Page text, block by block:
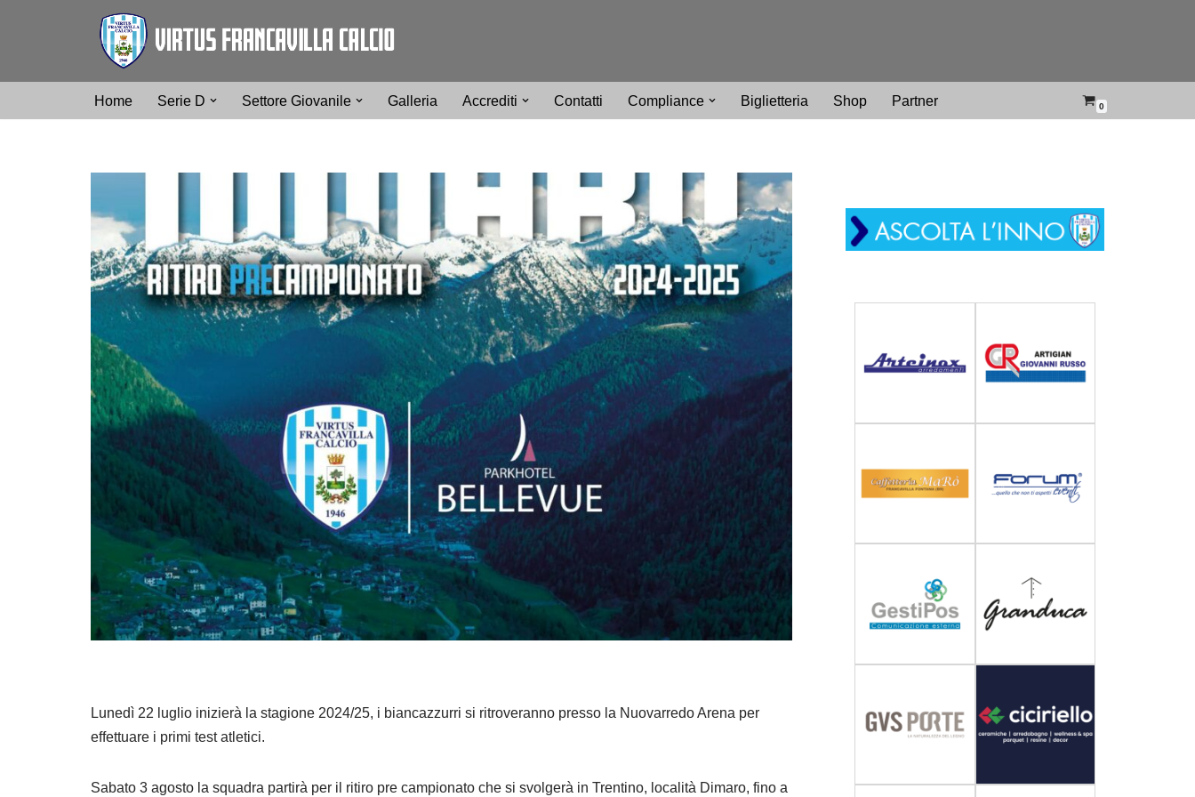
Home Serie D Settore Giovanile Galleria Accrediti Contatti Compliance Biglietteria Shop Partner 0
Lunedì 22 luglio inizierà la stagione 2024/25, i biancazzurri si ritroveranno presso la Nuovarredo Arena per
effettuare i primi test atletici.
Sabato 3 agosto la squadra partirà per il ritiro pre campionato che si svolgerà in Trentino, località Dimaro, fino a